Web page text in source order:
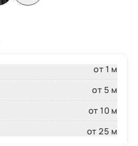
от 1 м
от 5 м
от 10 м
от 25 м